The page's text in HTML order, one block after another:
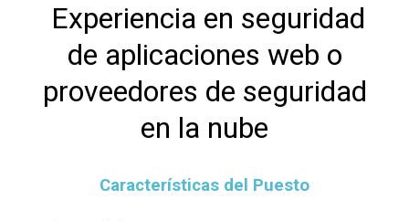
Experiencia en seguridad
de aplicaciones web o
proveedores de seguridad
en la nube
Características del Puesto